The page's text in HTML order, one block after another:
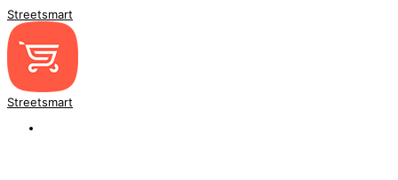
Streetsmart
Streetsmart